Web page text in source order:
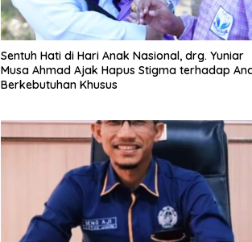
Sentuh Hati di Hari Anak Nasional, drg. Yuniar
Musa Ahmad Ajak Hapus Stigma terhadap
Berkebutuhan Khusus